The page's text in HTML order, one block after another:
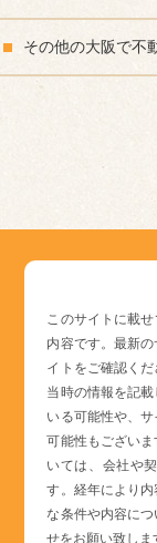
その他の大阪で不
このサイトに載
内容です。最新
イトをご確認く
当時の情報を記
いる可能性や、
可能性もござい
いては、会社や
す。経年により
な条件や内容に
せをお願い致しま